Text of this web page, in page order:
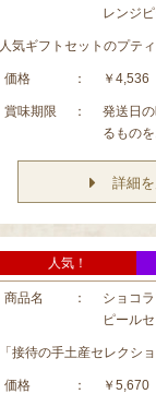
レンジ
人気ギフトセットのプテ
価格 ： ￥4,536
賞味期限 ：
発送日
るもの
詳細
人気！
商品名 ：
ショコ
ピール
「接待の手土産セレクシ
価格 ： ￥5,670